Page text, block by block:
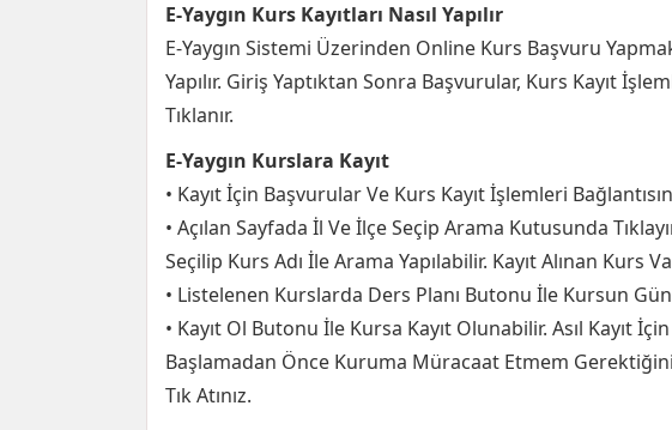
E-Yaygın Kurs Kayıtları Nasıl Yapılır
E-Yaygın Sistemi Üzerinden Online Kurs Başvuru
Yapılır. Giriş Yaptıktan Sonra Başvurular, Kurs Kayıt
Tıklanır.
E-Yaygın Kurslara Kayıt
• Kayıt İçin Başvurular Ve Kurs Kayıt İşlemleri
• Açılan Sayfada İl Ve İlçe Seçip Arama Kutusunda
Seçilip Kurs Adı İle Arama Yapılabilir. Kayıt Alınan Kurs
• Listelenen Kurslarda Ders Planı Butonu İle Kursun
• Kayıt Ol Butonu İle Kursa Kayıt Olunabilir. Asıl Kayıt
Başlamadan Önce Kuruma Müracaat Etmem
Tık Atınız.